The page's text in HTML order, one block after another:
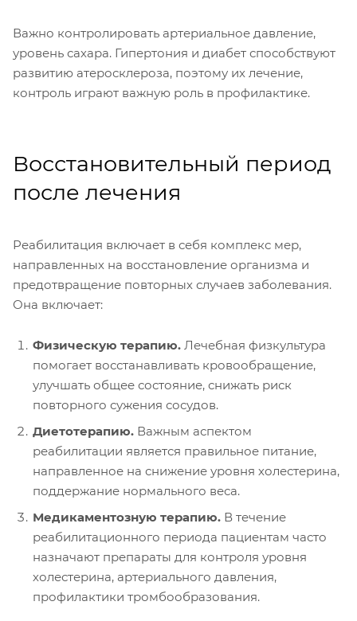
Важно контролировать артериальное давление,
уровень сахара. Гипертония и диабет способствуют
развитию атеросклероза, поэтому их лечение,
контроль играют важную роль в профилактике.
Восстановительный период
после лечения
Реабилитация включает в себя комплекс мер,
направленных на восстановление организма и
предотвращение повторных случаев заболевания.
Она включает:
Физическую терапию. Лечебная физкультура
помогает восстанавливать кровообращение,
улучшать общее состояние, снижать риск
повторного сужения сосудов.
Диетотерапию. Важным аспектом
реабилитации является правильное питание,
направленное на снижение уровня холестерина,
поддержание нормального веса.
Медикаментозную терапию. В течение
реабилитационного периода пациентам часто
назначают препараты для контроля уровня
холестерина, артериального давления,
профилактики тромбообразования.